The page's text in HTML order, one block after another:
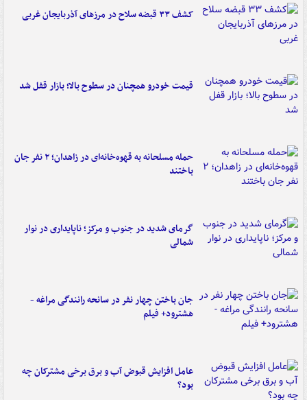
کشف ۳۳ قبضه سلاح در مرزهای آذربایجان غربی
قیمت خودرو همچنان در سطوح بالا؛ بازار قفل شد
حمله مسلحانه به قهوه‌خانه‌ای در زاهدان؛ ۲ نفر جان
باختند
گرمای شدید در جنوب و مرکز؛ ناپایداری در نوار
شمالی
جان باختن چهار نفر در سانحه رانندگی مراغه -
هشترود+ فیلم
عامل افزایش قبوض آب و برق برخی مشترکان چه
بود؟